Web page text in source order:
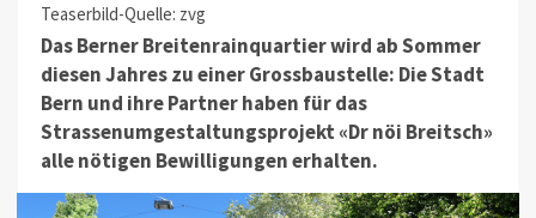
Teaserbild-Quelle: zvg
Das Berner Breitenrainquartier wird ab Sommer
diesen Jahres zu einer Grossbaustelle: Die Stadt
Bern und ihre Partner haben für das
Strassenumgestaltungsprojekt «Dr nöi Breitsch»
alle nötigen Bewilligungen erhalten.